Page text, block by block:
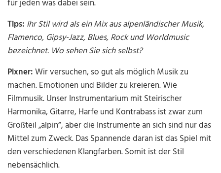
für jeden was dabei sein.
Tips: Ihr Stil wird als ein Mix aus alpenländischer Musik,
Flamenco, Gipsy-Jazz, Blues, Rock und Worldmusic
bezeichnet. Wo sehen Sie sich selbst?
Pixner:Wir versuchen, so gut als möglich Musik zu
machen. Emotionen und Bilder zu kreieren. Wie
Filmmusik. Unser Instrumentarium mit Steirischer
Harmonika, Gitarre, Harfe und Kontrabass ist zwar zum
Großteil „alpin“, aber die Instrumente an sich sind nur das
Mittel zum Zweck. Das Spannende daran ist das Spiel mit
den verschiedenen Klangfarben. Somit ist der Stil
nebensächlich.